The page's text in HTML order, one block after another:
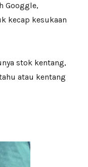
Googgle,
kecap kesukaan
stok kentang,
atau kentang